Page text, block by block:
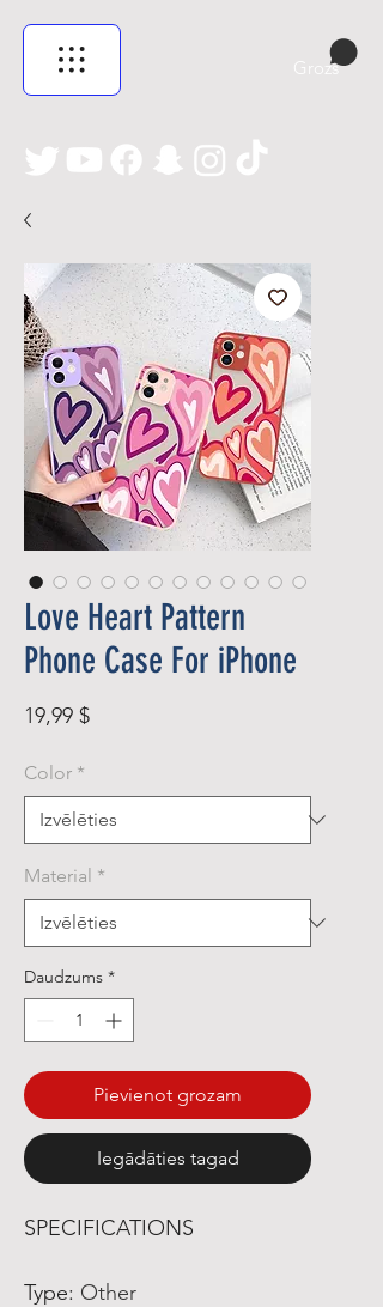
Grozs
Love Heart Pattern
Phone Case For iPhone
19,99 $Cena
Color *
Material *
Daudzums *
Pievienot grozam
Iegādāties tagad
SPECIFICATIONS
Type: Other